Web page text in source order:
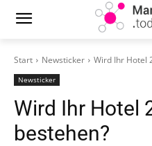
Start Newsticker Wird Ihr Hotel
Newsticker
Wird Ihr Hotel
bestehen?